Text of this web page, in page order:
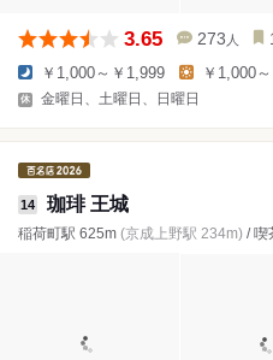
3.65 273 人
￥1,000～￥1,999 ￥1,000
金曜日、土曜日、日曜日
14 珈琲 王城
稲荷町駅 625m (京成上野駅 234m) / 喫